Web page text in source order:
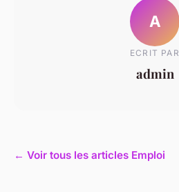
A
ECRIT PAR
admin
← Voir tous les articles Emploi